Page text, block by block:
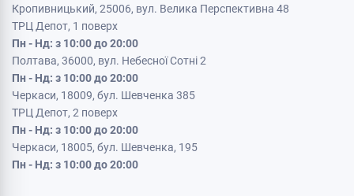
Кропивницький, 25006, вул. Велика Перспективна 48
ТРЦ Депот, 1 поверх
Пн - Нд: з 10:00 до 20:00
Полтава, 36000, вул. Небесної Сотні 2
Пн - Нд: з 10:00 до 20:00
Черкаси, 18009, бул. Шевченка 385
ТРЦ Депот, 2 поверх
Пн - Нд: з 10:00 до 20:00
Черкаси, 18005, бул. Шевченка, 195
Пн - Нд: з 10:00 до 20:00